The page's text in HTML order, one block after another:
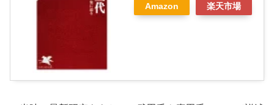
Amazon 楽天市場